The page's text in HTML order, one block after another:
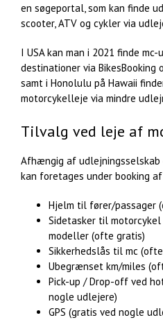
en søgeportal, som kan finde
scooter, ATV og cykler via
I USA kan man i 2021 finde
destinationer via BikesBooking
samt i Honolulu på Hawaii
motorcykelleje via mindre
Tilvalg ved leje af
Afhængig af
kan foretages under booking
Hjelm til fører/passager
Sidetasker til
modeller (ofte gratis)
Sikkerhedslås til mc
Ubegrænset km/miles
Pick-up / Drop-off ved
nogle udlejere)
GPS (gratis ved nogle